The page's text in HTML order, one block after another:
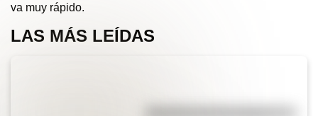
va muy rápido.
LAS MÁS LEÍDAS